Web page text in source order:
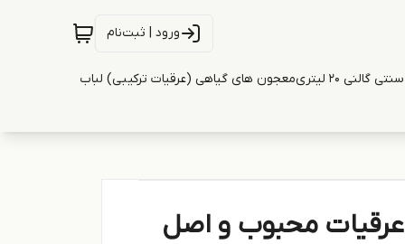
ورود | ثبت‌نام
گالنی 20 لیتری
معجون های گیاهی (عرقیات ترکیبی) لباب
محبوب و اصل